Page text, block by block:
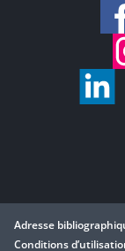
Adresse
Conditions